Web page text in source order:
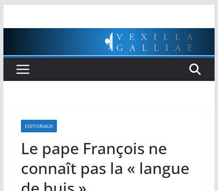
EDITORIAUX
Le pape François ne
connaît pas la « langue